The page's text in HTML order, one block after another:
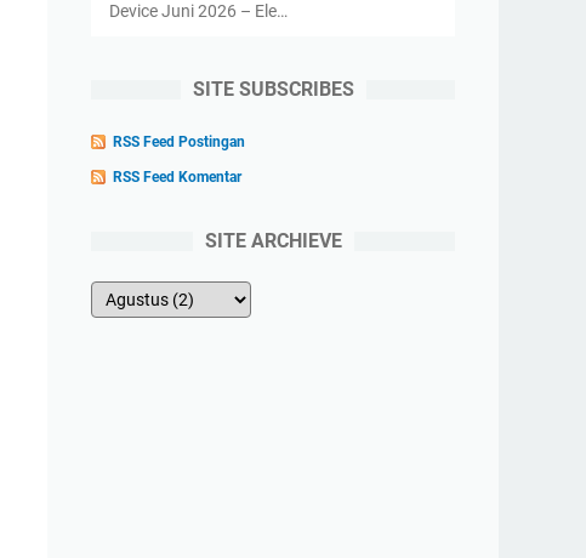
Device Juni 2026 – Ele…
SITE SUBSCRIBES
RSS Feed Postingan
RSS Feed Komentar
SITE ARCHIEVE